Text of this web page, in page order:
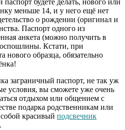
будете делать, нового или
меньше 14, и у него ещё нет
о рождении (оригинал и
Паспорт одного из
анкета (можно получить в
Кстати, при
нового образца, обязательно
заграничный паспорт, не так уж
условия, вы сможете уже очень
отдыхом или общением с
подарка родственникам или
красивый подсвечник